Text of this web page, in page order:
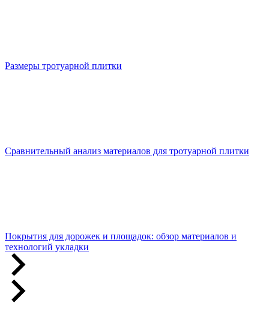
Размеры тротуарной плитки
Сравнительный анализ материалов для тротуарной плитки
Покрытия для дорожек и площадок: обзор материалов и
технологий укладки